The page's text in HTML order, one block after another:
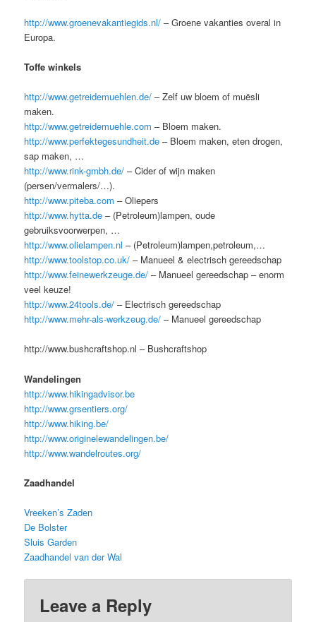
http://www.groenevakantiegids.nl/ – Groene vakanties overal in
Europa.
Toffe winkels
http://www.getreidemuehlen.de/ – Zelf uw bloem of muësli
maken.
http://www.getreidemuehle.com – Bloem maken.
http://www.perfektegesundheit.de – Bloem maken, eten drogen,
sap maken, …
http://www.rink-gmbh.de/ – Cider of wijn maken
(persen/vermalers/…).
http://www.piteba.com – Oliepers
http://www.hytta.de – (Petroleum)lampen, oude
gebruiksvoorwerpen, …
http://www.olielampen.nl – (Petroleum)lampen,petroleum,…
http://www.toolstop.co.uk/– Manueel & electrisch gereedschap
http://www.feinewerkzeuge.de/– Manueel gereedschap – enorm
veel keuze!
http://www.24tools.de/– Electrisch gereedschap
http://www.mehr-als-werkzeug.de/– Manueel gereedschap
http://www.bushcraftshop.nl – Bushcraftshop
Wandelingen
http://www.hikingadvisor.be
http://www.grsentiers.org/
http://www.hiking.be/
http://www.originelewandelingen.be/
http://www.wandelroutes.org/
Zaadhandel
Vreeken’s Zaden
De Bolster
Sluis Garden
Zaadhandel van der Wal
Leave a Reply